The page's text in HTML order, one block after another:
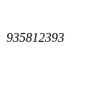
935812393